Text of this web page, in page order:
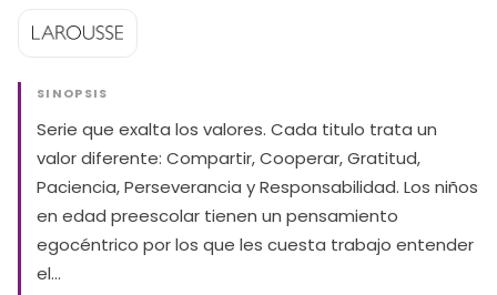
SINOPSIS
Serie que exalta los valores. Cada titulo trata un
valor diferente: Compartir, Cooperar, Gratitud,
Paciencia, Perseverancia y Responsabilidad. Los niños
en edad preescolar tienen un pensamiento
egocéntrico por los que les cuesta trabajo entender
el…